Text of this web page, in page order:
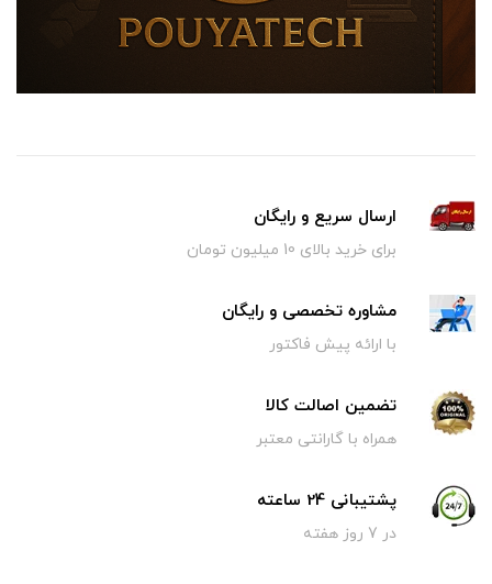
ارسال سریع و رایگان
برای خرید بالای 10 میلیون تومان
مشاوره تخصصی و رایگان
با ارائه پیش فاکتور
تضمین اصالت کالا
همراه با گارانتی معتبر
پشتیبانی 24 ساعته
در 7 روز هفته